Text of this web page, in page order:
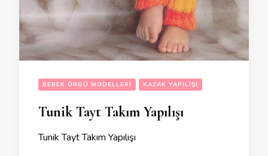
BEBEK ÖRGÜ MODELLERI KAZAK YAPILIŞI
Tunik Tayt Takım Yapılışı
Tunik Tayt Takım Yapılışı